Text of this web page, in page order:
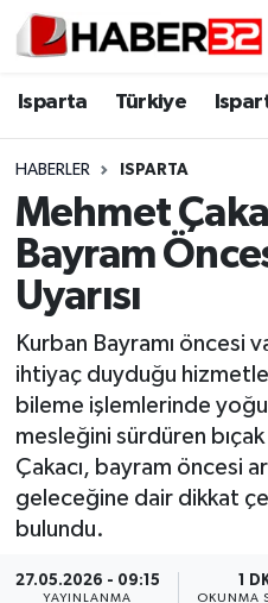
Isparta Türkiye
HABERLER ISPARTA
Mehmet
Bayram
Uyarısı
Kurban Bayramı öncesi
ihtiyaç duyduğu
bileme işlemlerinde
mesleğini sürdüren
Çakacı, bayram öncesi
geleceğine dair dikkat
bulundu.
27.05.2026 - 09:15
YAYINLANMA
1
OKUNMA
Isparta
Esnaf Diyor ki;
ASAYİŞ
BİLİM VE TEKNOLOJİ
EĞİTİM
GENEL
Güncel
HABERDE İNSAN
Isparta Nöbetçi
Isparta Trafik
Süper Lig Puan
Tüm Manşetler
Son Dakika Haberleri
Haber Arşivi